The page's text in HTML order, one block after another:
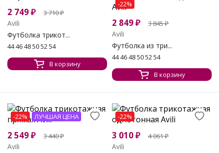
2 749₽ 3 710₽
Avili
Футболка трикот...
44 46 48 50 52 54
В корзину
-22%
2 849₽ 3 845₽
Avili
Футболка из три...
44 46 48 50 52 54
В корзину
-22% ЛУЧШАЯ ЦЕНА
2 549₽ 3 440₽
Avili
-22%
3 010₽ 4 061₽
Avili